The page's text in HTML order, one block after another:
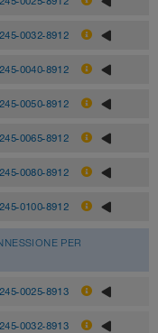
245-0032-8912
245-0040-8912
245-0050-8912
245-0065-8912
245-0080-8912
245-0100-8912
PER
245-0025-8913
245-0032-8913